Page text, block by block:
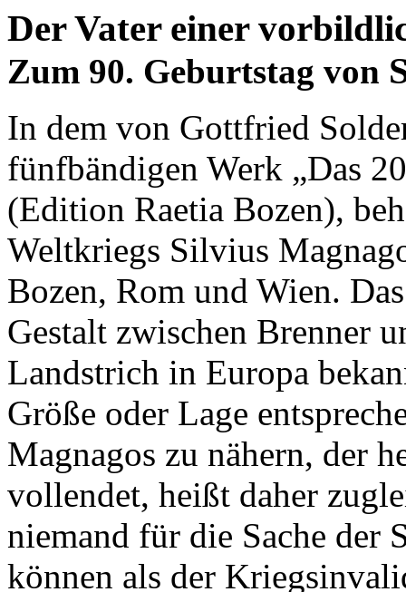
Der Vater einer
Zum 90. Geburtstag von
In dem von Gottfried
fünfbändigen Werk „Das
(Edition Raetia Bozen),
Weltkriegs Silvius
Bozen, Rom und Wien.
Gestalt zwischen Brenner
Landstrich in Europa
Größe oder Lage
Magnagos zu nähern, der
vollendet, heißt daher
niemand für die Sache der
können als der